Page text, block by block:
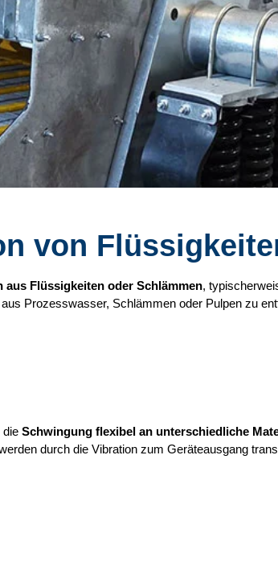
von
Flüssigkeiten oder Schlämmen,
Prozesswasser, Schlämmen oder Pulpen zu
die Schwingung flexibel an unterschiedliche
durch die Vibration zum Geräteausgang